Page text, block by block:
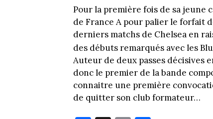
Pour la première fois de sa jeune
de France A pour palier le forfait
derniers matchs de Chelsea en
des débuts remarqués avec les
Auteur de deux passes décisives
donc le premier de la bande
connaitre une première
de quitter son club formateur…